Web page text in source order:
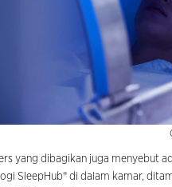
yang dibagikan juga menyebut
SleepHub® di dalam kamar,